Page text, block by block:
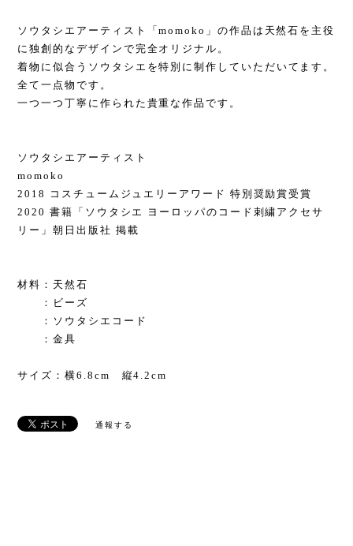
ソウタシエアーティスト「momoko」の作品は天然石を主役
に独創的なデザインで完全オリジナル。
着物に似合うソウタシエを特別に制作していただいてます。
全て一点物です。
一つ一つ丁寧に作られた貴重な作品です。
ソウタシエアーティスト
momoko
2018 コスチュームジュエリーアワード 特別奨励賞受賞
2020 書籍「ソウタシエ ヨーロッパのコード刺繍アクセサ
リー」朝日出版社 掲載
材料：天然石
：ビーズ
：ソウタシエコード
：金具
サイズ：横6.8cm 縦4.2cm
通報する